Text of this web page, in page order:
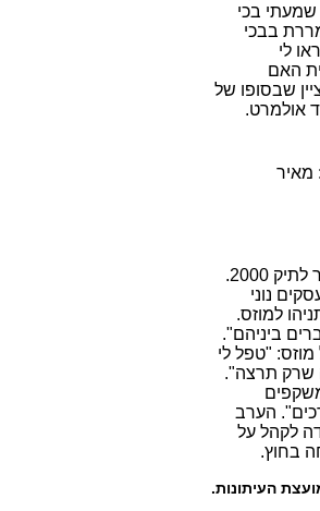
בכי
בבכי
לי
האם
שבסופו של
אולמרט.
מאיר
חלק ניכר מההרצאה הוקדש לפרשות נתניהו, ובעיקר לתיק 2000.
נוני
למוזס.
ביניהם".
"טפל לי
שרק תרצה".
תיקי נתניהו (1000, 2000 ו-4000) משקפים
הערב
לקהל על
בחוץ.
העיתונות.